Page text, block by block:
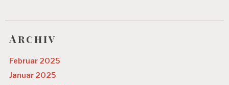
A
E
M
Archiv
Februar 2025
Januar 2025